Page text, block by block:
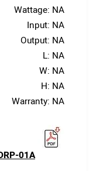
Wattage: NA
Input: NA
Output: NA
L: NA
W: NA
H: NA
Warranty: NA
01A